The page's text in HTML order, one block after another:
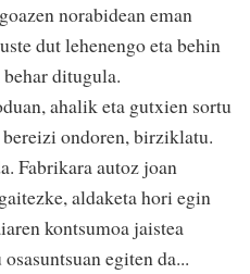
goazen norabidean eman
uste dut lehenengo eta behin
behar ditugula.
ahalik eta gutxien sortu
ondoren,birziklatu.
Fabrikara autozjoan
aldaketa hori egin
kontsumoa jaistea
osasuntsuan egiten da...